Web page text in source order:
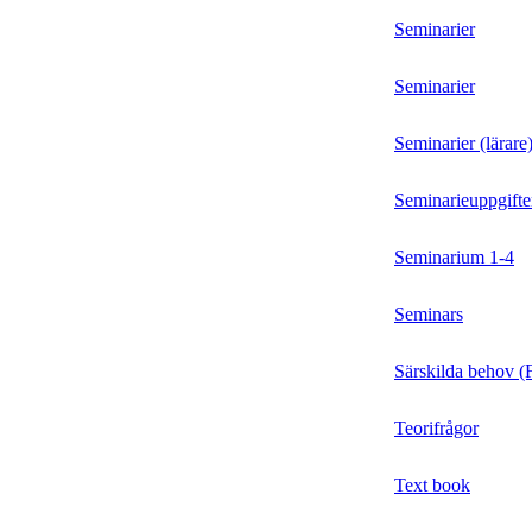
Seminarier
Seminarier
Seminarier (lärare)
Seminarium 1-4
Seminars
Särskilda behov
Teorifrågor
Text book